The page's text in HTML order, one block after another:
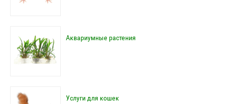
Аквариумные растения
Услуги для кошек